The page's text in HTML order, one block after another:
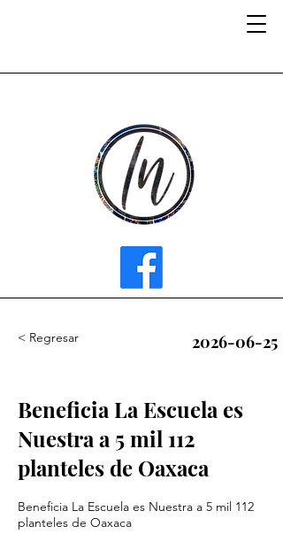
< Regresar 2026-06-25
Beneficia La Escuela es
Nuestra a 5 mil 112
planteles de Oaxaca
Beneficia La Escuela es Nuestra a 5 mil 112
planteles de Oaxaca